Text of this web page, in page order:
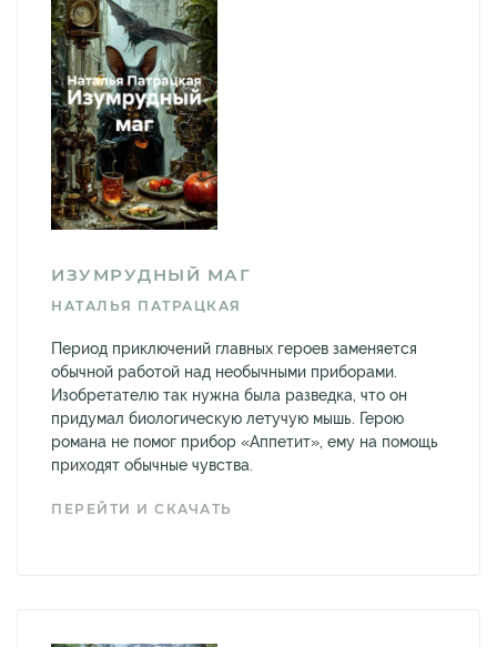
ИЗУМРУДНЫЙ МАГ
НАТАЛЬЯ ПАТРАЦКАЯ
Период приключений главных героев заменяется
обычной работой над необычными приборами.
Изобретателю так нужна была разведка, что он
придумал биологическую летучую мышь. Герою
романа не помог прибор «Аппетит», ему на помощь
приходят обычные чувства.
ПЕРЕЙТИ И СКАЧАТЬ